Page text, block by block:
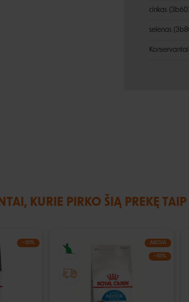
cinkas
selenas
KURIE PIRKO ŠIĄ PREKĘ TAIP
−10% AKCIJA
−10%